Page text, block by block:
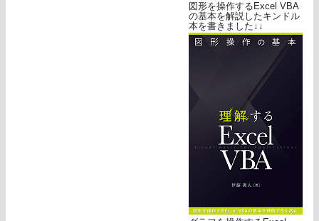
図形を操作するExcel VBA
の基本を解説したキンドル
本を書きました↓↓